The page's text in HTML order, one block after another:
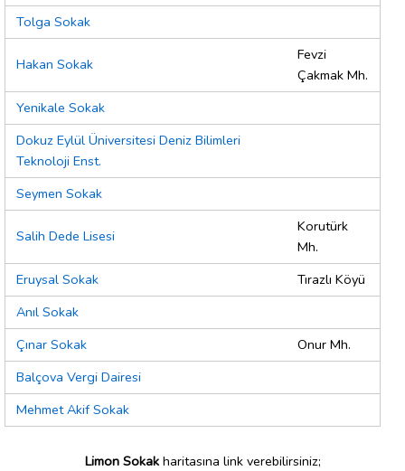
Tolga Sokak
Hakan Sokak
Fevzi
Çakmak Mh.
Yenikale Sokak
Dokuz Eylül Üniversitesi Deniz Bilimleri
Teknoloji Enst.
Seymen Sokak
Salih Dede Lisesi
Korutürk
Mh.
Eruysal Sokak
Tırazlı Köyü
Anıl Sokak
Çınar Sokak
Onur Mh.
Balçova Vergi Dairesi
Mehmet Akif Sokak
Limon Sokakharitasına link verebilirsiniz;